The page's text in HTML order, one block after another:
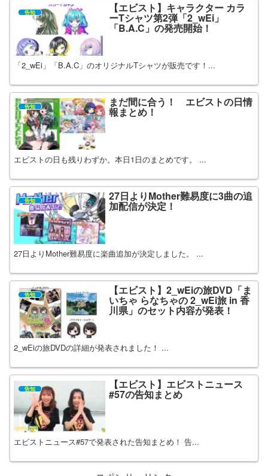
告知 【エビスト】キャラクター カラ
ーTシャツ第2弾「2_wEi」
「B.A.C」の発売開始！
「2_wEi」「B.A.C」のオリジナルTシャツが販売です！...
告知 まだ間に合う！ エビストの日情
報まとめ！
エビストの日も残りわずか。本日1日のまとめです。 ...
告知 27日よりMother難易度に3曲の追
加配信が決定！
27日よりMother難易度に楽曲追加が決定しました。 ...
告知 【エビスト】2_wEiの旅DVD「ま
いちゃ らなちゃの 2_wEi旅 in 香
川県」のセット内容が発表！
2_wEiの旅DVDの詳細が発表されました！ ...
告知 【エビスト】エビストニュース
#57の告知まとめ
エビストニュース#57で発表された告知まとめ！ 告...